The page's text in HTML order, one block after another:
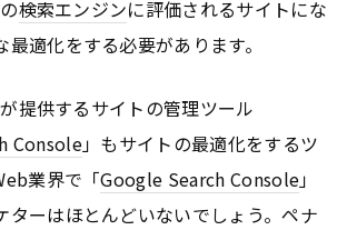
検索エンジンに評価されるサイトにな
適化をする必要があります。
が提供するサイトの管理ツール
Console」もサイトの最適化をするツ
業界で「Google Search Console」
ターはほとんどいないでしょう。ペナ